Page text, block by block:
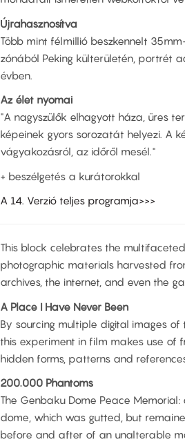
Újrahasznosítva
Több mint félmillió beszkennelt
zónából Peking külterületén, portrét
évben.
Az élet nyomai
"A nagyszülők elhagyott háza, üres
képeinek gyors sorozatát helyezi. A
vágyakozásról, az időről mesél."
+ beszélgetés a kurátorokkal
A 14. Verzió teljes programja>>>
This block celebrates the
photographic materials harvested
archives, the internet, and even the
A Place I Have Never Been
By sourcing multiple digital images
this experiment in film makes use
hidden forms, patterns and
200.000 Phantoms
The Genbaku Dome Peace
dome, which was gutted, but
before and after of an unalterable